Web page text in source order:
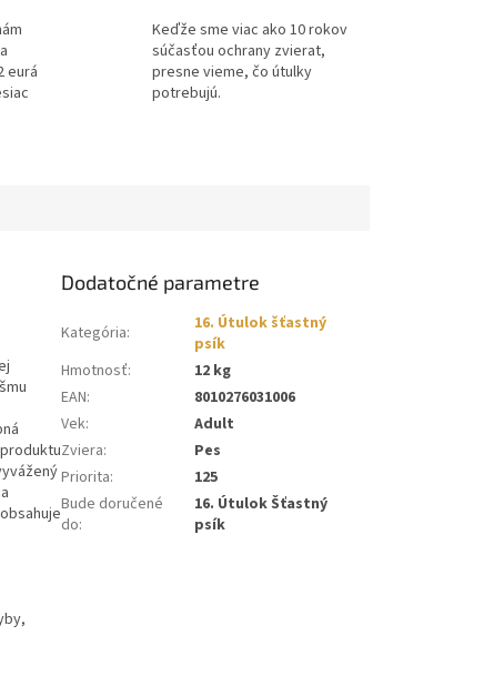
eurá
Keďže sme viac ako 10 rokov
súčasťou ochrany zvierat,
presne vieme, čo útulky
potrebujú.
obsahuje
Dodatočné parametre
Kategória:
16. Útulok šťastný
psík
Hmotnosť:
12 kg
EAN:
8010276031006
Vek:
Adult
Zviera:
Pes
Priorita:
125
Bude doručené
do:
16. Útulok Šťastný
psík